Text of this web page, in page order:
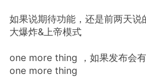
如果说期待功能，还是前两天说
大爆炸&上帝模式
one more thing ，如果发布会
one more thing